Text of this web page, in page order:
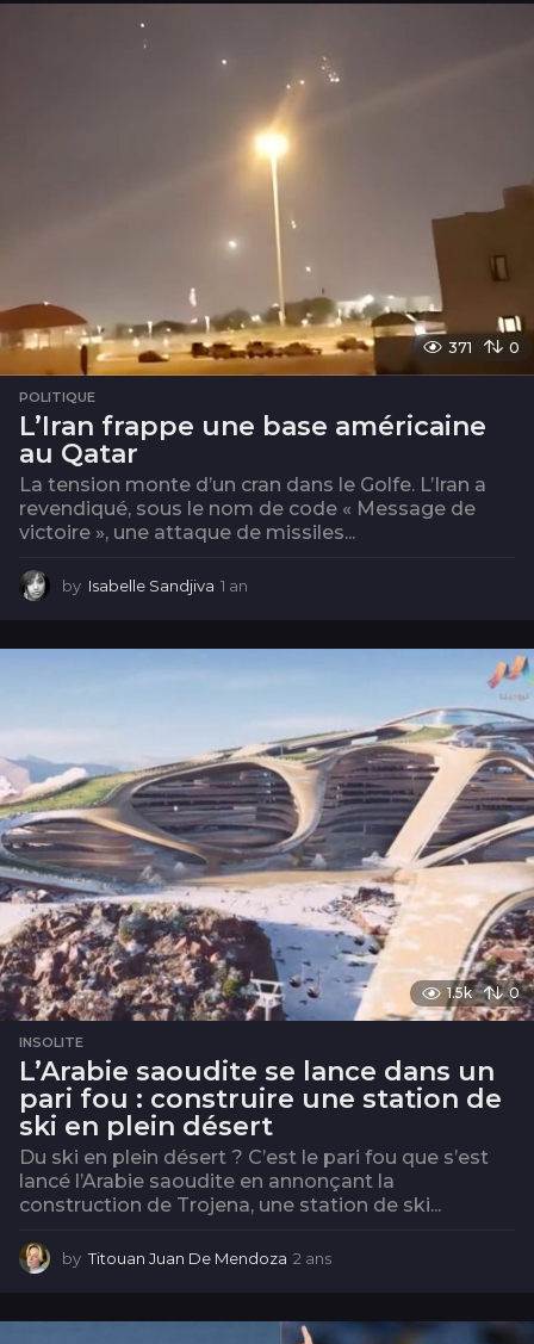
i
371 0
POLITIQUE
L’Iran frappe une base américaine
au Qatar
La tension monte d’un cran dans le Golfe. L’Iran a
revendiqué, sous le nom de code « Message de
victoire », une attaque de missiles...
by Isabelle Sandjiva 1 an
1.5k 0
INSOLITE
L’Arabie saoudite se lance dans un
pari fou : construire une station de
ski en plein désert
Du ski en plein désert ? C’est le pari fou que s’est
lancé l’Arabie saoudite en annonçant la
construction de Trojena, une station de ski...
by Titouan Juan De Mendoza 2 ans
s